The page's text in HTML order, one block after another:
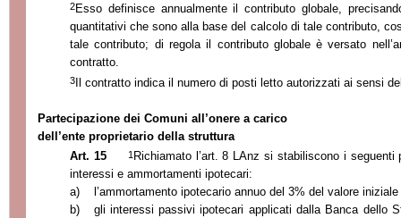
2Esso definisce annualmente il contributo globale,
quantitativi che sono alla base del calcolo di tale contributo,
tale contributo; di regola il contributo globale è versato
contratto.
3Il contratto indica il numero di posti letto autorizzati ai sensi
Partecipazione dei Comuni all’onere a carico
dell’ente proprietario della struttura
Art. 15
1Richiamato l’art. 8 LAnz si stabiliscono i
interessi e ammortamenti ipotecari:
a)
l’ammortamento ipotecario annuo del 3% del valore
b)
gli interessi passivi ipotecari applicati dalla Banca dello